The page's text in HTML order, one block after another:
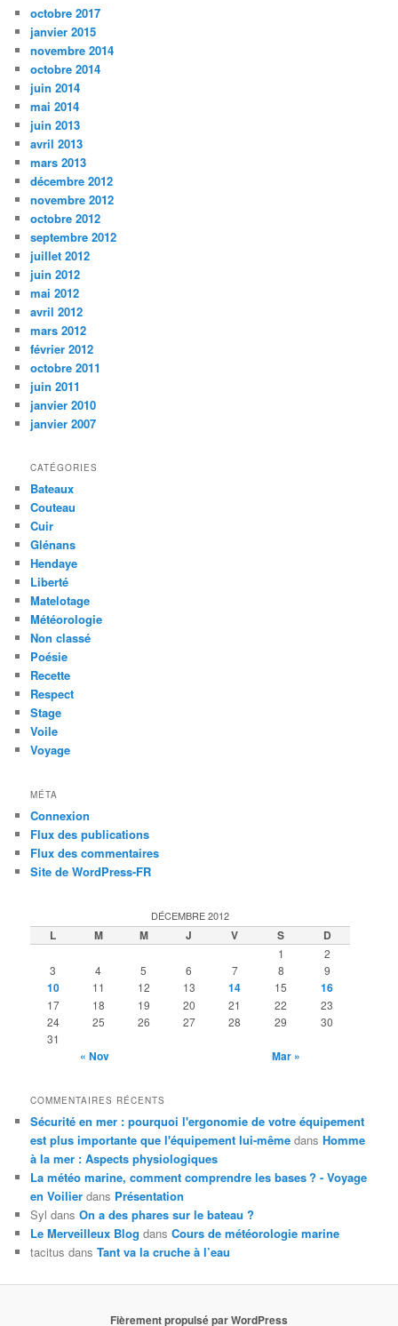
octobre 2017
janvier 2015
novembre 2014
octobre 2014
juin 2014
mai 2014
juin 2013
avril 2013
mars 2013
décembre 2012
novembre 2012
octobre 2012
septembre 2012
juillet 2012
juin 2012
mai 2012
avril 2012
mars 2012
février 2012
octobre 2011
juin 2011
janvier 2010
janvier 2007
CATÉGORIES
Bateaux
Couteau
Cuir
Glénans
Hendaye
Liberté
Matelotage
Météorologie
Non classé
Poésie
Recette
Respect
Stage
Voile
Voyage
MÉTA
Connexion
Flux des publications
Flux des commentaires
Site de WordPress-FR
DÉCEMBRE 2012
L M M J V S D
1
2
3
4 5 6 7 8 9
10 11 12 13 14 15 16
17 18 19 20 21 22
23
24
25 26 27 28 29
30
31
« Nov Mar »
COMMENTAIRES RÉCENTS
Sécurité en mer : pourquoi l'ergonomie de votre équipement
est plus importante que l'équipement lui-même dansHomme
à la mer : Aspects physiologiques
La météo marine, comment comprendre les bases ? - Voyage
en Voilier dans Présentation
Syl dansOn a des phares sur le bateau ?
Le Merveilleux Blog dansCours de météorologie marine
tacitus dansTant va la cruche à l’eau
Fièrement propulsé par WordPress